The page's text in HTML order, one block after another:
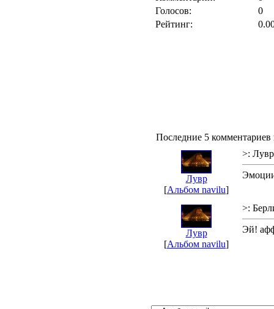
Голосов:
0
Рейтинг:
Последние 5 комментариев
Лувр
[Альбом navilu]
>: Лувр
Лувр
[Альбом navilu]
>:
Эй!